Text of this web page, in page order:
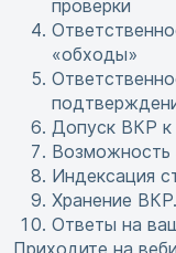
проверки
«обходы»
Допуск ВКР к
Возможность
Индексация
Хранение
Ответы на